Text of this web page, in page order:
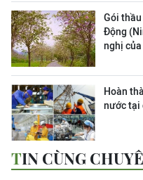
Gói
Động
nghị
Hoàn
nước tại
TIN CÙNG